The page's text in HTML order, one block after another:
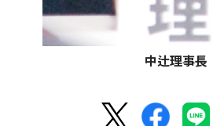
中辻理事長